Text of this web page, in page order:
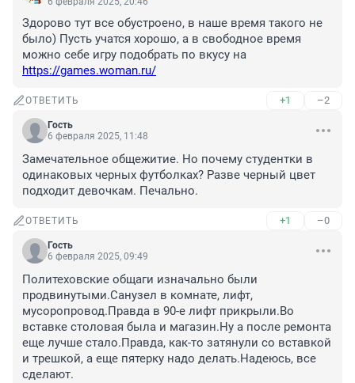
Здорово тут все обустроено, в наше время такого не
было) Пусть учатся хорошо, а в свободное время
https://games.woman.ru/
ОТВЕТИТЬ +1 –2
Гость
6 февраля 2025, 11:48
Замечательное общежитие. Но почему студентки в
одинаковых черных футболках? Разве черный цвет
подходит девочкам. Печально.
ОТВЕТИТЬ +1 –0
Гость
6 февраля 2025, 09:49
Политеховские общаги изначально были
продвинутыми.Санузел в комнате, лифт,
мусоропровод.Правда в 90-е лифт прикрыли.Во
вставке столовая была и магазин.Ну а после ремонта
еще лучше стало.Правда, как-то затянули со вставкой
и трешкой, а еще пятерку надо делать.Надеюсь, все
сделают.